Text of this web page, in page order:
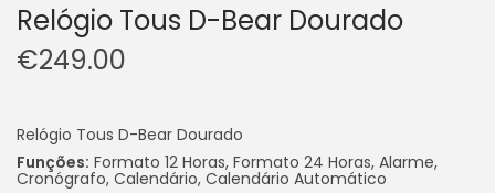
Relógio Tous D-Bear Dourado
€249.00
Relógio Tous D-Bear Dourado
Funções: Formato 12 Horas, Formato 24 Horas, Alarme,
Cronógrafo, Calendário, Calendário Automático